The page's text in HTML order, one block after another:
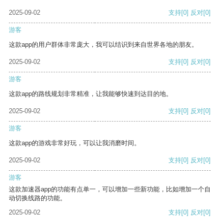
2025-09-02 支持[0] 反对[0]
游客
这款app的用户群体非常庞大，我可以结识到来自世界各地的朋友。
2025-09-02 支持[0] 反对[0]
游客
这款app的路线规划非常精准，让我能够快速到达目的地。
2025-09-02 支持[0] 反对[0]
游客
这款app的游戏非常好玩，可以让我消磨时间。
2025-09-02 支持[0] 反对[0]
游客
这款加速器app的功能有点单一，可以增加一些新功能，比如增加一个自
动切换线路的功能。
2025-09-02
支持[0] 反对[0]